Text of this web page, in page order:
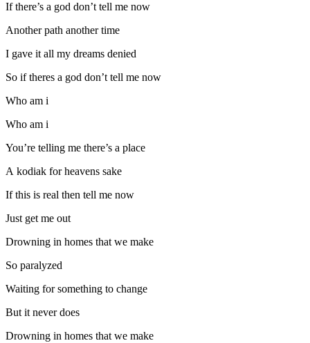
If there’s a god don’t tell me now
Another path another time
I gave it all my dreams denied
So if theres a god don’t tell me now
Who am i
Who am i
You’re telling me there’s a place
A kodiak for heavens sake
If this is real then tell me now
Just get me out
Drowning in homes that we make
So paralyzed
Waiting for something to change
But it never does
Drowning in homes that we make